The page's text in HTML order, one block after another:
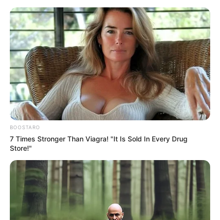
UNESCO-Welterbe Wörlitzer Park
Kreis Wittenberg Mittelelbe
Floratempel, Gotisches Haus, Säule von Pompei und
BOOSTARO
7 Times Stronger Than Viagra! "It Is Sold In Every Drug
Store!"